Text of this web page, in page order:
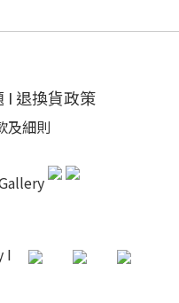
I 退換貨政策
及細則
I